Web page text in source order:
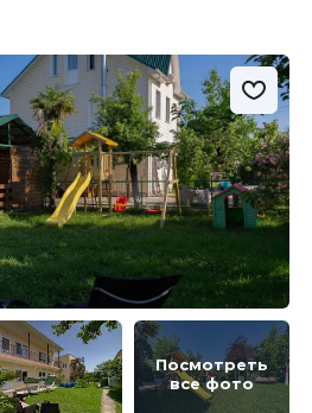
Посмотреть
все фото